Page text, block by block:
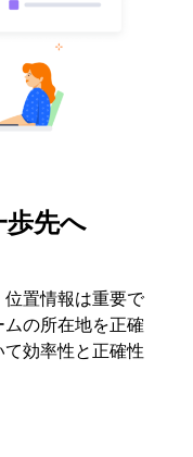
歩先へ
置情報は重要で
の所在地を正確
効率性と正確性